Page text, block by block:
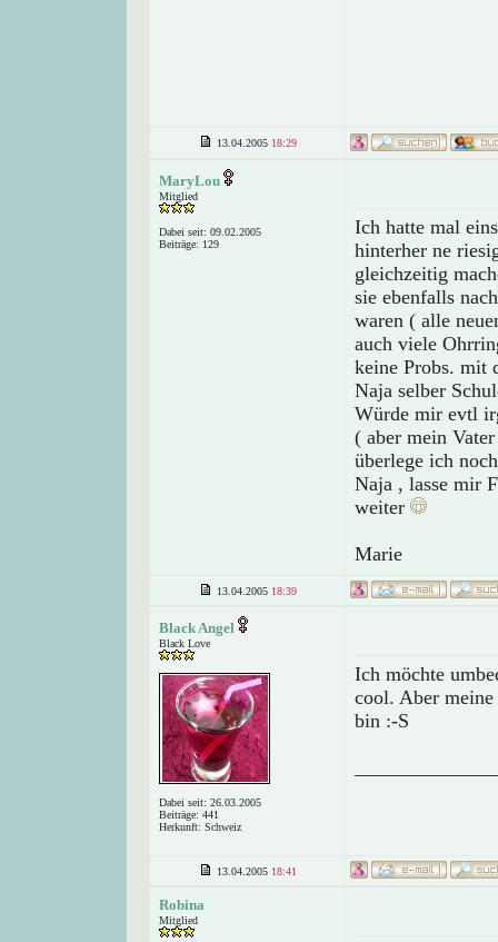
13.04.2005 18:29
MaryLou
Mitglied
Dabei seit: 09.02.2005
Beiträge: 129
Ich hatte mal
hinterher ne
gleichzeitig
sie ebenfalls
waren ( alle
auch viele
keine Probs. mit
Naja selber
Würde mir evtl
( aber mein
überlege ich
Naja , lasse mir
weiter
Marie
13.04.2005 18:39
Black Angel
Black Love
Dabei seit: 26.03.2005
Beiträge: 441
Herkunft: Schweiz
Ich möchte
cool. Aber
bin :-S
13.04.2005 18:41
Robina
Mitglied